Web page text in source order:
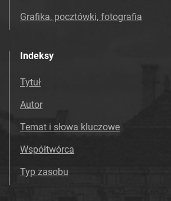
Grafika, pocztówki, fotografia
Indeksy
Tytuł
Autor
Temat i słowa kluczowe
Współtwórca
Typ zasobu